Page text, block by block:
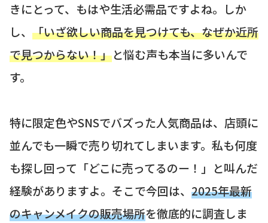
きにとって、もはや生活必需品ですよね。しか
し、 「いざ欲しい商品を見つけても、なぜか近所
で見つからない！」と悩む声も本当に多いんで
す。
特に限定色やSNSでバズった人気商品は、店頭に
並んでも一瞬で売り切れてしまいます。私も何度
も探し回って「どこに売ってるのー！」と叫んだ
経験がありますよ。そこで今回は、 2025年最新
のキャンメイクの販売場所を徹底的に調査しま